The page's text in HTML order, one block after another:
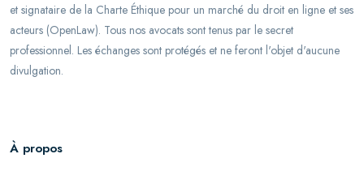
et signataire de la Charte Éthique pour un marché du droit en ligne et ses
acteurs (OpenLaw). Tous nos avocats sont tenus par le secret
professionnel. Les échanges sont protégés et ne feront l'objet d'aucune
divulgation.
À propos